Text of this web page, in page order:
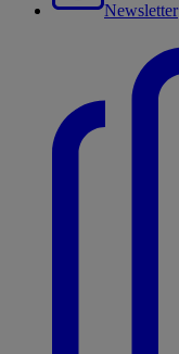
Newsletter